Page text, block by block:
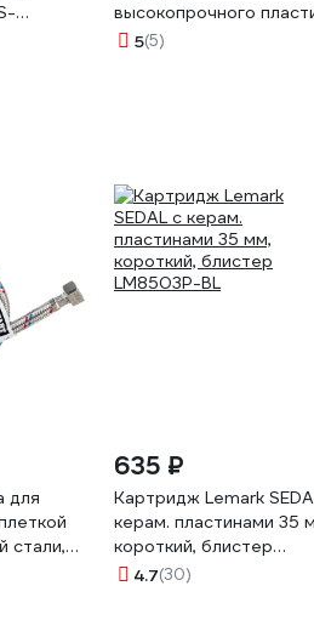
SR-
высокопрочного
АБС, белый 599
5(5)
для
стали,
GG
635 ₽
Картридж Lemark
керам. пластинами 35
короткий, блистер
LM8503P-BL
4.7(30)